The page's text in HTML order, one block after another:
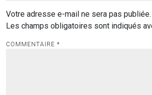
Votre adresse e-mail ne sera pas publiée.
Les champs obligatoires sont indiqués
COMMENTAIRE *